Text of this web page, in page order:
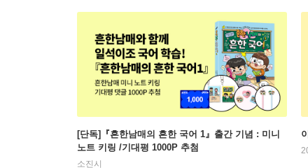
[단독]『흔한남매의 흔한 국어 1』출간 기념 : 미니
노트 키링 /기대평 1000P 추첨
소진시